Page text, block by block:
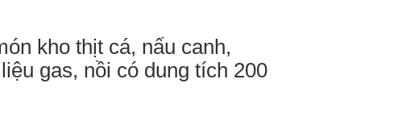
kho thịt cá, nấu canh,
gas, nồi có dung tích 200